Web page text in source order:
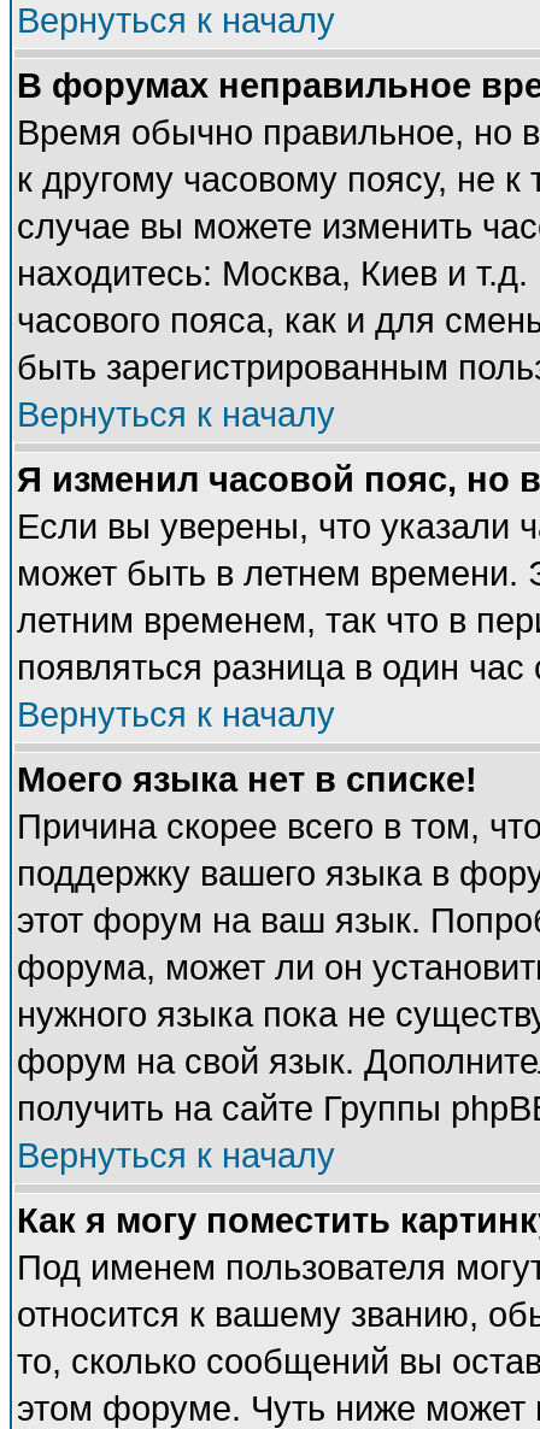
Вернуться к началу
В форумах неправильное
Время обычно правильное, но
к другому часовому поясу, не
случае вы можете изменить
находитесь: Москва, Киев и
часового пояса, как и для
быть зарегистрированным
Вернуться к началу
Я изменил часовой пояс, но
Если вы уверены, что указали
может быть в летнем времени.
летним временем, так что в
появляться разница в один
Вернуться к началу
Моего языка нет в списке!
Причина скорее всего в том,
поддержку вашего языка в
этот форум на ваш язык.
форума, может ли он
нужного языка пока не
форум на свой язык.
получить на сайте Группы
Вернуться к началу
Как я могу поместить
Под именем пользователя
относится к вашему званию,
то, сколько сообщений вы
этом форуме. Чуть ниже может